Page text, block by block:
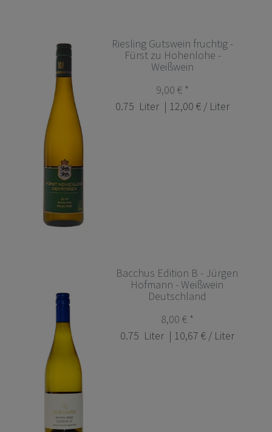
Riesling Gutswein fruchtig -
Fürst zu Hohenlohe -
Weißwein
9,00 € *
0.75 Liter | 12,00 € / Liter
Bacchus Edition B - Jürgen
Hofmann - Weißwein
Deutschland
8,00 € *
0.75 Liter | 10,67 € / Liter